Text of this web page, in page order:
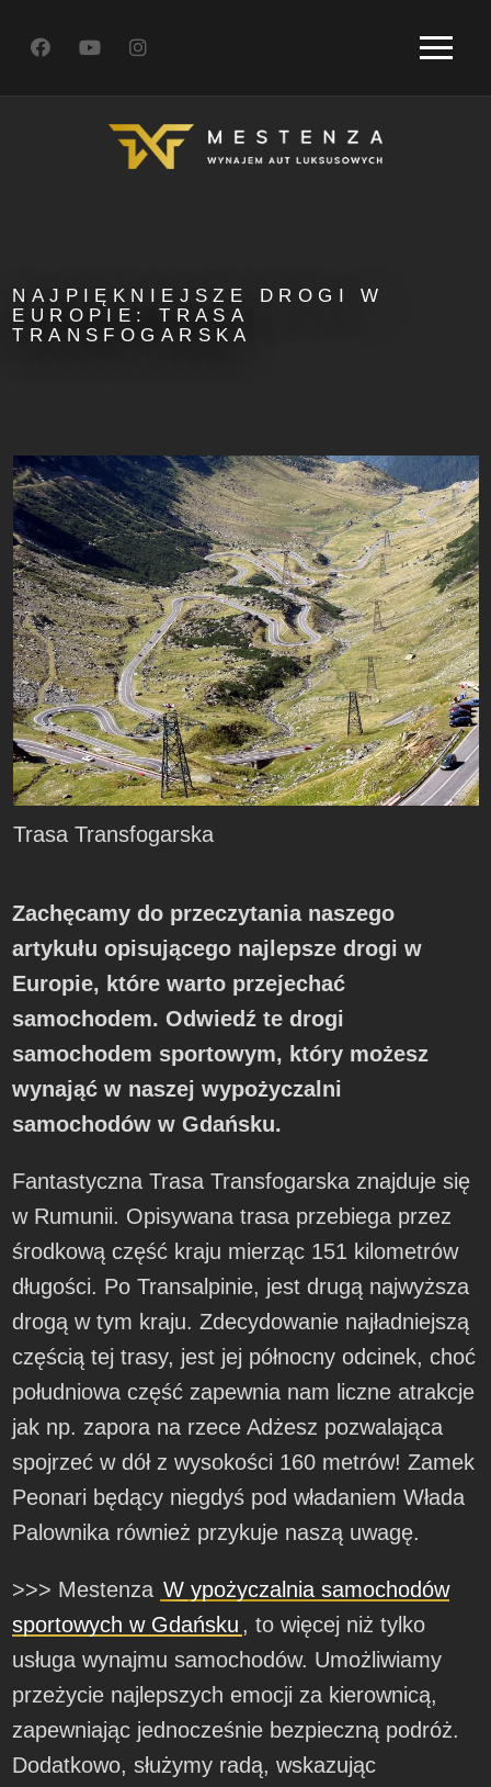
NAJPIĘKNIEJSZE DROGI W
EUROPIE: TRASA
TRANSFOGARSKA
Trasa Transfogarska
Zachęcamy do przeczytania naszego
artykułu opisującego najlepsze drogi w
Europie, które warto przejechać
samochodem. Odwiedź te drogi
samochodem sportowym, który możesz
wynająć w naszej wypożyczalni
samochodów w Gdańsku.
Fantastyczna Trasa Transfogarska znajduje się
w Rumunii. Opisywana trasa przebiega przez
środkową część kraju mierząc 151 kilometrów
długości. Po Transalpinie, jest drugą najwyższa
drogą w tym kraju. Zdecydowanie najładniejszą
częścią tej trasy, jest jej północny odcinek, choć
południowa część zapewnia nam liczne atrakcje
jak np. zapora na rzece Adżesz pozwalająca
spojrzeć w dół z wysokości 160 metrów! Zamek
Peonari będący niegdyś pod władaniem Włada
Palownika również przykuje naszą uwagę.
>>> Mestenza W ypożyczalnia samochodów
sportowych w Gdańsku , to więcej niż tylko
usługa wynajmu samochodów. Umożliwiamy
przeżycie najlepszych emocji za kierownicą,
zapewniając jednocześnie bezpieczną podróż.
Dodatkowo, służymy radą, wskazując